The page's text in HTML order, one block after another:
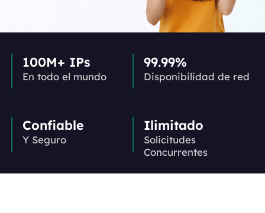
100M+ IPs
En todo el mundo
99.99%
Disponibilidad de red
Confiable
Y Seguro
Ilimitado
Solicitudes
Concurrentes